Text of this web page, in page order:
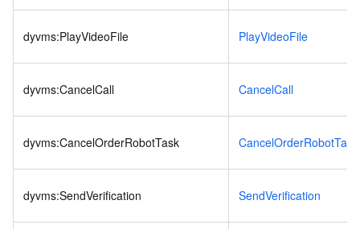
dyvms:PlayVideoFile PlayVideoFile
dyvms:CancelCall CancelCall
dyvms:CancelOrderRobotTask CancelOrderRobotTask
dyvms:SendVerification SendVerification